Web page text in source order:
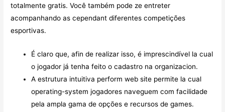
totalmente gratis. Você também pode ze entreter
acompanhando as cependant diferentes competições
esportivas.
É claro que, afin de realizar isso, é imprescindível la cual
o jogador já tenha feito o cadastro na organizacion.
A estrutura intuitiva perform web site permite la cual
operating-system jogadores naveguem com facilidade
pela ampla gama de opções e recursos de games.